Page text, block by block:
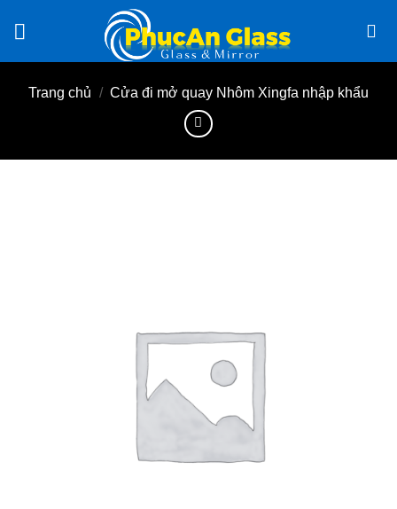
Trang chủ / Cửa đi mở quay Nhôm Xingfa nhập khẩu